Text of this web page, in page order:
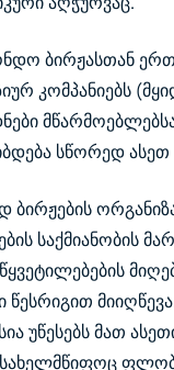
ბირჟასთან
კომპანიებს
სწორედ ასეთ
ბირჟების
საქმიანობის
წესრიგით
უწესებს მათ